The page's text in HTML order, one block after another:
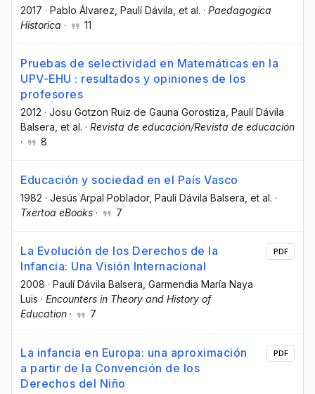
2017 · Pablo Álvarez , Paulí Dávila , et al. · Paedagogica
Historica · 11
Pruebas de selectividad en Matemáticas en la
UPV-EHU : resultados y opiniones de los
profesores
2012 · Josu Gotzon Ruiz de Gauna Gorostiza , Paulí Dávila
Balsera , et al. · Revista de educación/Revista de educación
·
8
Educación y sociedad en el País Vasco
1982 · Jesús Arpal Poblador, Paulí Dávila Balsera , et al. ·
Txertoa eBooks · 7
La Evolución de los Derechos de la
Infancia: Una Visión Internacional
2008 · Paulí Dávila Balsera , Garmendia María Naya
Luis · Encounters in Theory and History of
Education · 7
PDF
La infancia en Europa: una aproximación
a partir de la Convención de los
Derechos del Niño
PDF